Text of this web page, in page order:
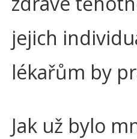
jejich
lékařům by
Jak už bylo